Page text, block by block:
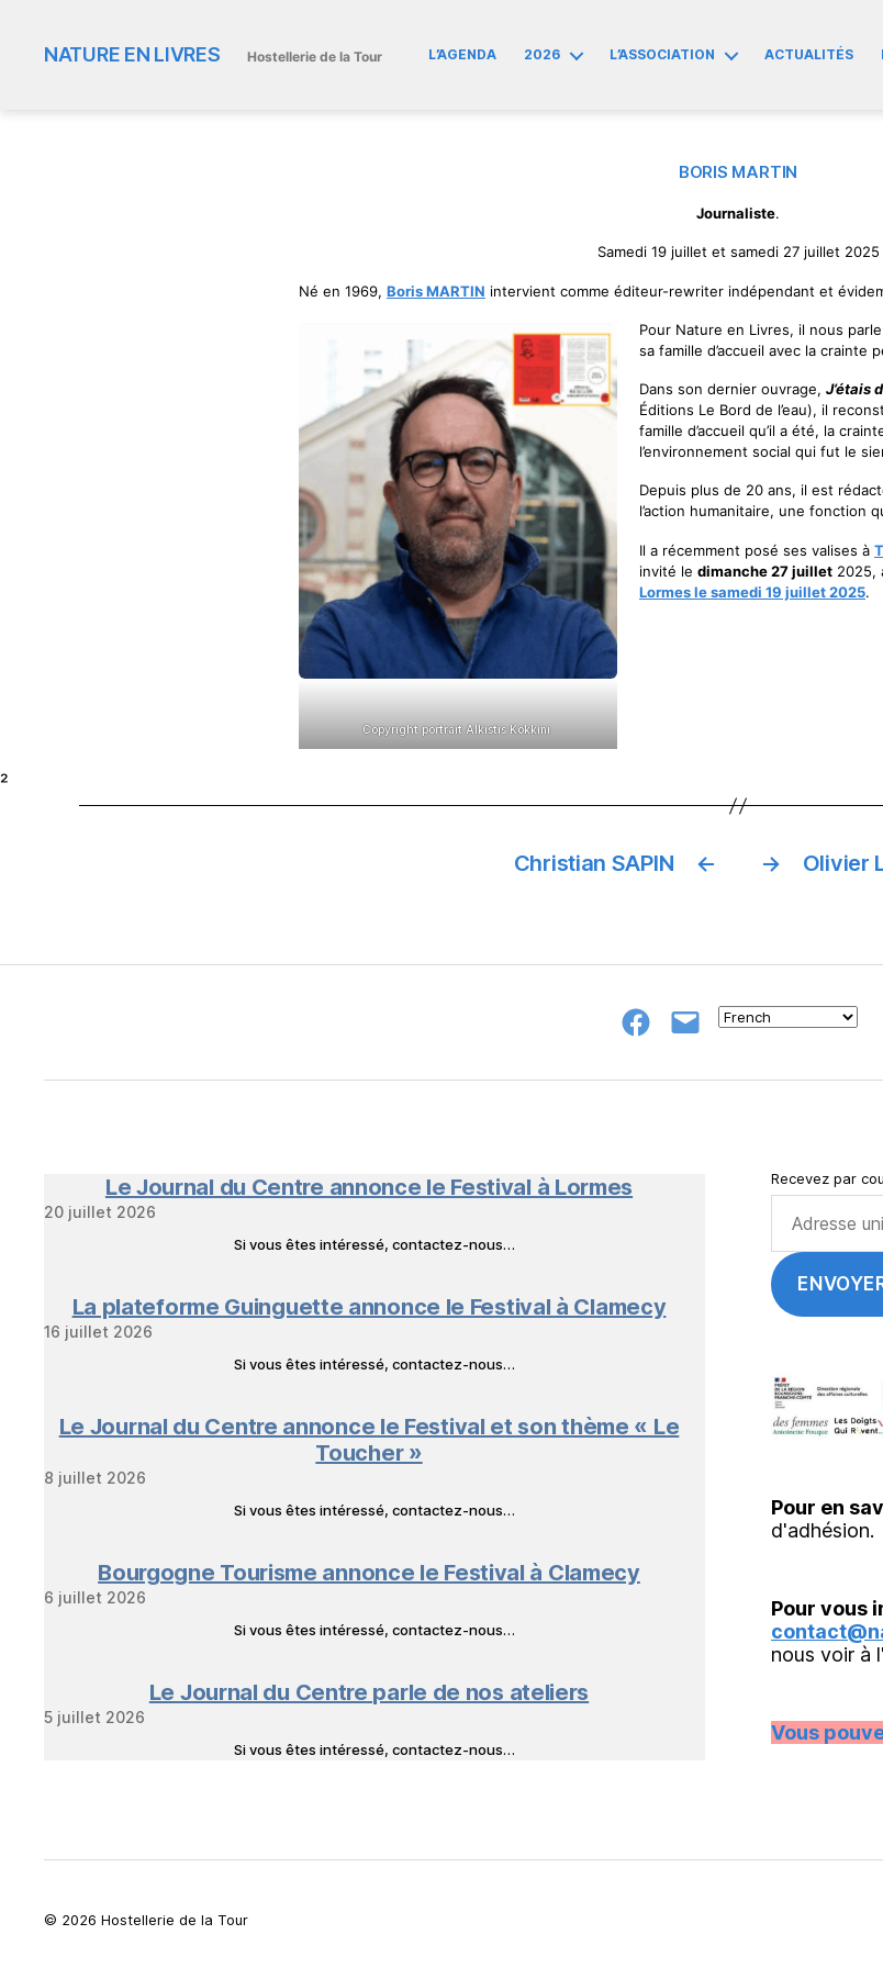
NATURE EN LIVRES Hostellerie de la Tour L’AGENDA 2026 L’ASSOCIATION ACTUALITÉS
BORIS MARTIN
Journaliste.
Samedi 19 juillet et samedi 27 juillet 2025
Né en 1969, Boris MARTIN intervient comme éditeur-rewriter indépendant et
Copyright portrait Alkistis Kokkini
Pour Nature en Livres, il nous
sa famille d’accueil avec la crainte
Dans son dernier ouvrage, J’étais
Éditions Le Bord de l’eau), il
famille d’accueil qu’il a été, la
l’environnement social qui fut le
Depuis plus de 20 ans, il est
l’action humanitaire, une fonction
Il a récemment posé ses valises à
invité le dimanche 27 juillet 2025,
Lormes lesamedi 19 juillet 2025.
²
←
Christian SAPIN → Olivier
GroupeE-
Le Journal du Centre annonce le Festival à Lormes
20 juillet 2026
Si vous êtes intéressé, contactez-nous…
La plateforme Guinguette annonce le Festival à Clamecy
16 juillet 2026
Si vous êtes intéressé, contactez-nous…
Le Journal du Centre annonce le Festival et son thème « Le
Toucher »
8 juillet 2026
Si vous êtes intéressé, contactez-nous…
Bourgogne Tourisme annonce le Festival à Clamecy
6 juillet 2026
Si vous êtes intéressé, contactez-nous…
Le Journal du Centre parle de nos ateliers
5 juillet 2026
Si vous êtes intéressé, contactez-nous…
Recevez par
Pour en
d'adhésion.
Pour vous
nous voir à l'
Vous
© 2026 Hostellerie de la Tour